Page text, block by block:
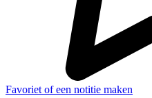
Favoriet of een notitie maken